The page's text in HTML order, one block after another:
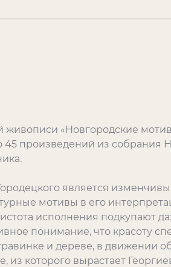
«Новгородские
45 произведений из собрания
является
мотивы в его
исполнения подкупают
понимание, что красоту
и дереве, в движении
из которого вырастает